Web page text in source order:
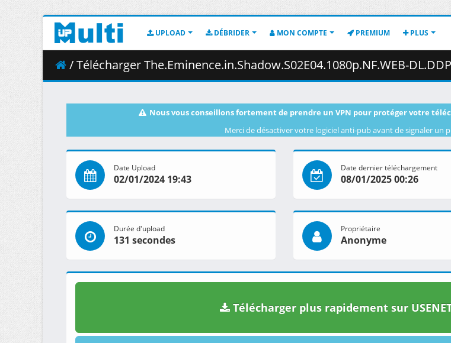
UPLOAD DÉBRIDER MON COMPTE PREMIUM PLUS
/ Télécharger The.Eminence.in.Shadow.S02E04.1080p.NF.WEB-DL.DDP2.0.H.264-
Nous vous conseillons fortement de prendre un VPN pour protéger votre
Merci de désactiver votre logiciel anti-pub avant de signaler un
Date Upload
02/01/2024 19:43
Date dernier téléchargement
08/01/2025 00:26
Durée d'upload
131 secondes
Propriétaire
Anonyme
Télécharger plus rapidement sur